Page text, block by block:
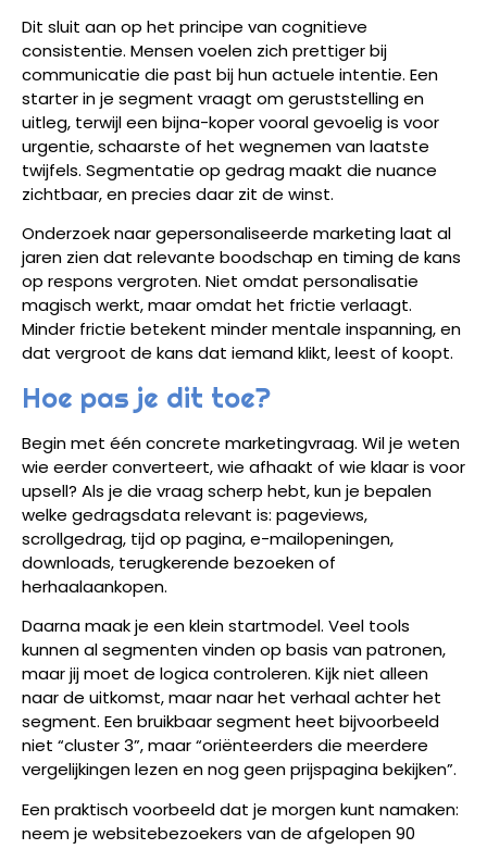
Dit sluit aan op het principe van cognitieve
consistentie. Mensen voelen zich prettiger bij
communicatie die past bij hun actuele intentie. Een
starter in je segment vraagt om geruststelling en
uitleg, terwijl een bijna-koper vooral gevoelig is voor
urgentie, schaarste of het wegnemen van laatste
twijfels. Segmentatie op gedrag maakt die nuance
zichtbaar, en precies daar zit de winst.
Onderzoek naar gepersonaliseerde marketing laat al
jaren zien dat relevante boodschap en timing de kans
op respons vergroten. Niet omdat personalisatie
magisch werkt, maar omdat het frictie verlaagt.
Minder frictie betekent minder mentale inspanning, en
dat vergroot de kans dat iemand klikt, leest of koopt.
Hoe pas je dit toe?
Begin met één concrete marketingvraag. Wil je weten
wie eerder converteert, wie afhaakt of wie klaar is voor
upsell? Als je die vraag scherp hebt, kun je bepalen
welke gedragsdata relevant is: pageviews,
scrollgedrag, tijd op pagina, e-mailopeningen,
downloads, terugkerende bezoeken of
herhaalaankopen.
Daarna maak je een klein startmodel. Veel tools
kunnen al segmenten vinden op basis van patronen,
maar jij moet de logica controleren. Kijk niet alleen
naar de uitkomst, maar naar het verhaal achter het
segment. Een bruikbaar segment heet bijvoorbeeld
niet “cluster 3”, maar “oriënteerders die meerdere
vergelijkingen lezen en nog geen prijspagina bekijken”.
Een praktisch voorbeeld dat je morgen kunt namaken:
neem je websitebezoekers van de afgelopen 90